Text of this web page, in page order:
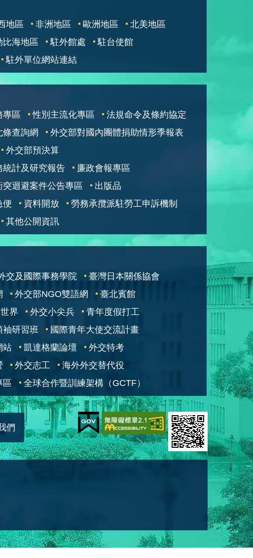
地區 非洲地區 歐洲地區
北美地區
比海地區
駐外館處
駐台使館
駐外單位網站連結
專區 性別主流化專區
法規命令及條約協定
條查詢網
外交部對國內團體捐助情形季報表
外交部預決算
計及研究報告
廉政會報專區
迴避案件公告專區
出版品
便
資料開放
勞務承攬派駐勞工申訴機制
其他公開資訊
交及國際事務學院
臺灣日本關係協會
外交部NGO雙語網
臺北賓館
界
外交小尖兵
青年度假打工
袖研習班
國際青年大使交流計畫
站
凱達格蘭論壇
外交特考
外交志工
海外外交替代役
區
全球合作暨訓練架構（GCTF）
們